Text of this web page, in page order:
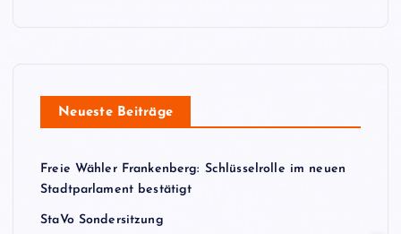
Neueste Beiträge
Freie Wähler Frankenberg: Schlüsselrolle im neuen
Stadtparlament bestätigt
StaVo Sondersitzung